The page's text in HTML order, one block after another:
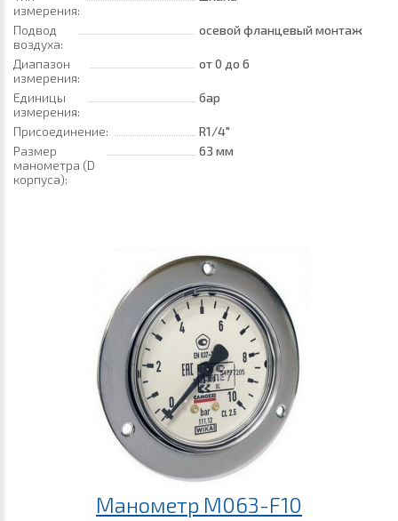
измерения:
Подвод
воздуха:
осевой фланцевый монтаж
Диапазон
измерения:
от 0 до 6
Единицы
измерения:
бар
Присоединение:
R1/4"
Размер
манометра (D
корпуса):
63 мм
Манометр M063-F10